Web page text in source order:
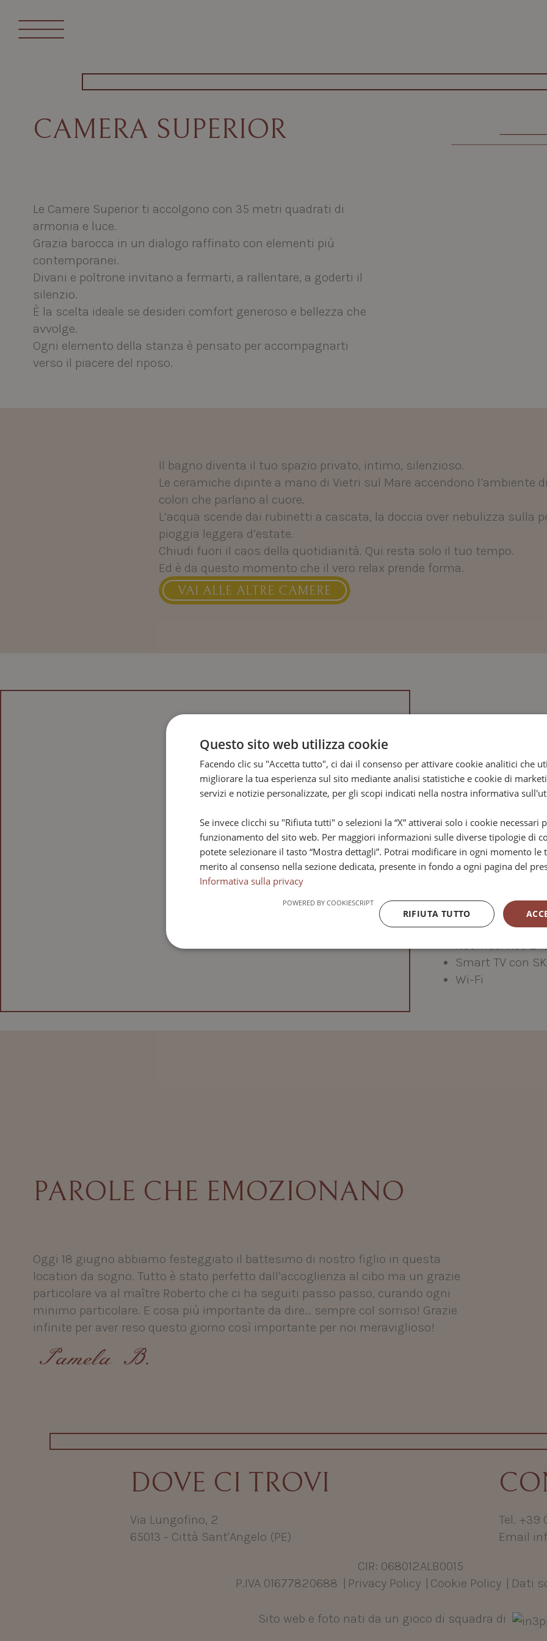
CAMERA SUPERIOR
Le Camere Superior ti accolgono con 35 metri quadrati di
armonia e luce.
Grazia barocca in un dialogo raffinato con elementi più
contemporanei.
Divani e poltrone invitano a fermarti, a rallentare, a goderti il
silenzio.
È la scelta ideale se desideri comfort generoso e bellezza che
avvolge.
Ogni elemento della stanza è pensato per accompagnarti
verso il piacere del riposo.
Il bagno diventa il tuo spazio privato, intimo, silenzioso.
Le ceramiche dipinte a mano di Vietri sul Mare accendono l’ambiente
colori che parlano al cuore.
L’acqua scende dai rubinetti a cascata, la doccia over nebulizza sulla
pioggia leggera d’estate.
Chiudi fuori il caos della quotidianità. Qui resta solo il tuo tempo.
Ed è da questo momento che il vero relax prende forma.
VAI ALLE ALTRE CAMERE
VAI ALLE ALTRE CAMERE
Bagno con
Bollitore con té
Carta dei cuscini
Climatizzazione
Courtesy set
Domotica
Frigobar
Lavanderia
Portavaligie
Smart TV con
Wi-Fi
PAROLE CHE EMOZIONANO
Oggi 18 giugno abbiamo festeggiato il battesimo di nostro figlio in questa
location da sogno. Tutto è stato perfetto dall’accoglienza al cibo ma un grazie
particolare va al maître Roberto che ci ha seguiti passo passo, curando ogni
minimo particolare. E cosa più importante da dire… sempre col sorriso! Grazie
infinite per aver reso questo giorno così importante per noi meraviglioso!
Pamela B.
DOVE CI TROVI
Via Lungofino, 2
65013 - Città Sant'Angelo (PE)
Tel. +39
Email
CIR: 068012ALB0015
P.IVA 01677820688
Privacy Policy
| Cookie Policy
| Dati
|
Sito web e foto nati da un gioco di squadra di
Questo sito web utilizza cookie
Facendo clic su "Accetta tutto", ci dai il consenso per attivare cookie analitici che
migliorare la tua esperienza sul sito mediante analisi statistiche e cookie di
servizi e notizie personalizzate, per gli scopi indicati nella nostra informativa
Se invece clicchi su "Rifiuta tutti" o selezioni la “X” attiverai solo i cookie necessari
funzionamento del sito web. Per maggiori informazioni sulle diverse tipologie di
potete selezionare il tasto “Mostra dettagli”. Potrai modificare in ogni momento le
merito al consenso nella sezione dedicata, presente in fondo a ogni pagina del
Informativa sulla privacy
RIFIUTA TUTTO
POWERED BY COOKIESCRIPT